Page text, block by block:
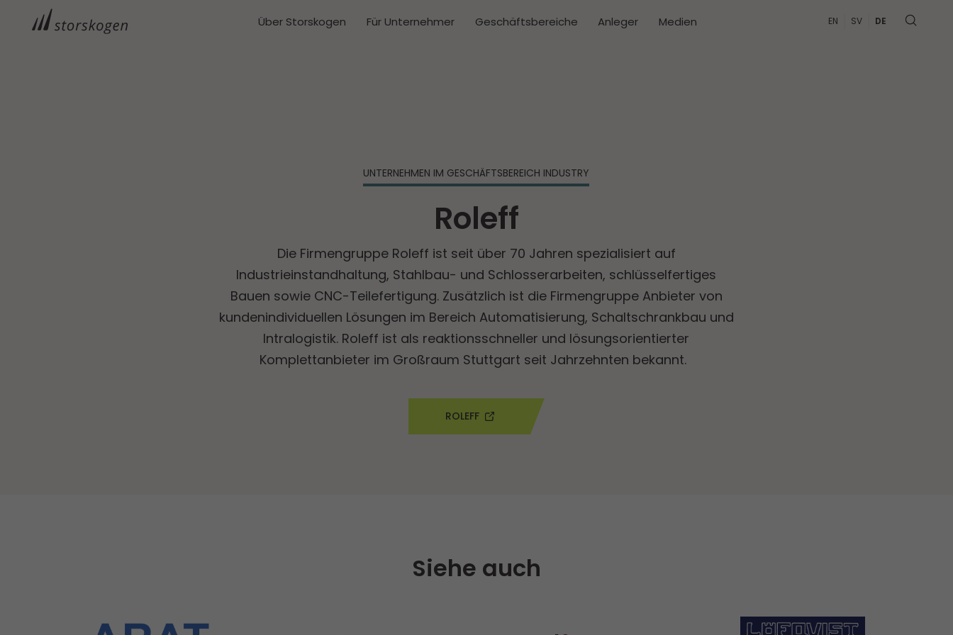
Über Storskogen Für Unternehmer Geschäftsbereiche Anleger Medien EN SV DE
UNTERNEHMEN IM GESCHÄFTS­BEREICH INDUSTRY
Roleff
Die Firmengruppe Roleff ist seit über 70 Jahren spezialisiert auf
Industrieinstandhaltung, Stahlbau- und Schlosserarbeiten, schlüsselfertiges
Bauen sowie CNC-Teilefertigung. Zusätzlich ist die Firmengruppe Anbieter von
kundenindividuellen Lösungen im Bereich Automatisierung, Schaltschrankbau und
Intralogistik. Roleff ist als reaktionsschneller und lösungsorientierter
Komplettanbieter im Großraum Stuttgart seit Jahrzehnten bekannt.
ROLEFF
Siehe auch